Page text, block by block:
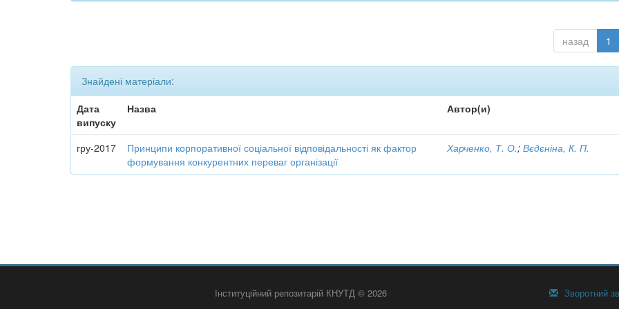
назад 1
Знайдені матеріали:
Дата
випуску
Назва Автор(и)
гру-2017
Принципи корпоративної соціальної відповідальності як фактор
формування конкурентних переваг організації
Харченко, Т. О.;Вєдєніна, К. П.
Інституційний репозитарій КНУТД © 2026 Зворотний